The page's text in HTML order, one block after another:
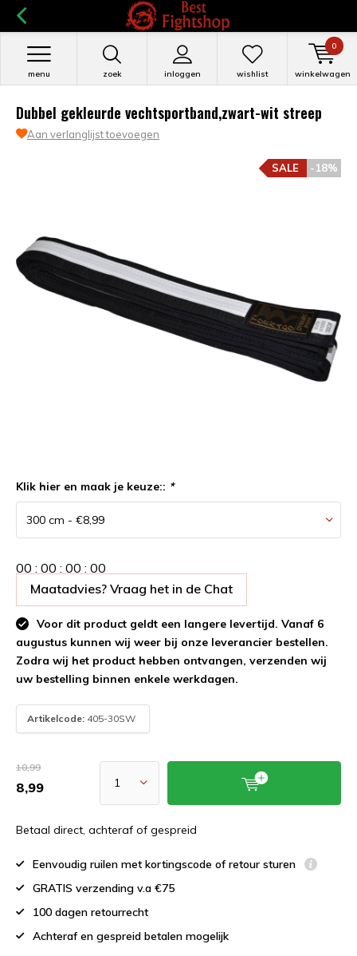
zoek inloggen
menu wishlist winkelwagen
0
Dubbel gekleurde vechtsportband,zwart-wit streep
Aan verlanglijst toevoegen
-18%
SALE
Klik hier en maak je keuze:: *
00 : 00 : 00 : 00
Maatadvies? Vraag het in de Chat
Voor dit product geldt een langere levertijd. Vanaf 6
augustus kunnen wij weer bij onze leverancier bestellen.
Zodra wij het product hebben ontvangen, verzenden wij
uw bestelling binnen enkele werkdagen.
Artikelcode: 405-30SW
10,99
8,99
Betaal direct, achteraf of gespreid
Eenvoudig ruilen met kortingscode of retour sturen
GRATIS verzending v.a €75
100 dagen retourrecht
Achteraf en gespreid betalen mogelijk